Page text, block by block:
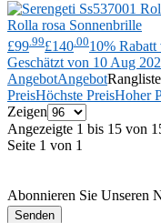
Rolla rosa Sonnenbrille
£99 .99£140 .0010%
Geschätzt von 10 Aug
AngebotAngebotRangliste
PreisHöchste PreisHoher
Zeigen
Angezeigte 1 bis 15 von
Seite 1 von 1
Abonnieren Sie Unseren